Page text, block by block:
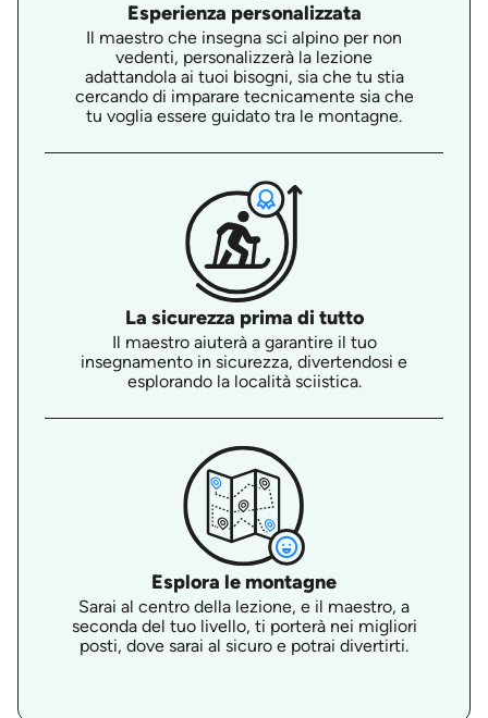
Esperienza personalizzata
Il maestro che insegna sci alpino per non
vedenti, personalizzerà la lezione
adattandola ai tuoi bisogni, sia che tu stia
cercando di imparare tecnicamente sia che
tu voglia essere guidato tra le montagne.
La sicurezza prima di tutto
Il maestro aiuterà a garantire il tuo
insegnamento in sicurezza, divertendosi e
esplorando la località sciistica.
Esplora le montagne
Sarai al centro della lezione, e il maestro, a
seconda del tuo livello, ti porterà nei migliori
posti, dove sarai al sicuro e potrai divertirti.